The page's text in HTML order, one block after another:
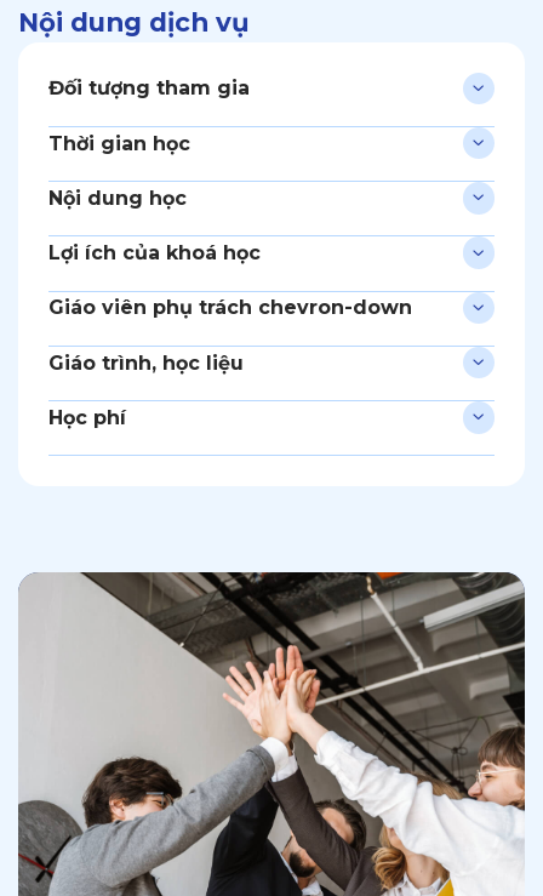
Nội dung dịch vụ
Đối tượng tham gia
Thời gian học
Nội dung học
Lợi ích của khoá học
Giáo viên phụ trách chevron-down
Giáo trình, học liệu
Học phí